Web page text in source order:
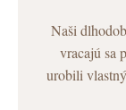
Naši
vracajú sa
urobili